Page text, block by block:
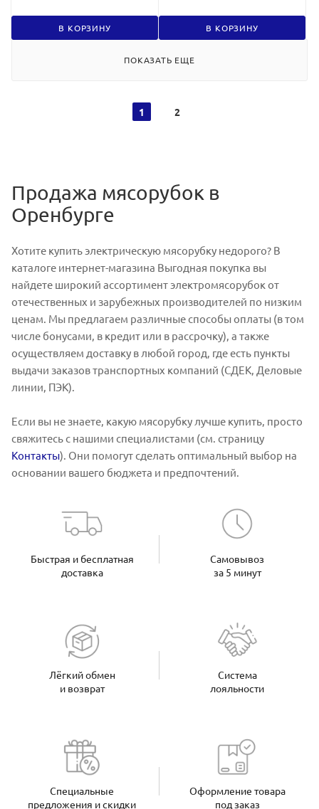
В КОРЗИНУ В КОРЗИНУ
ПОКАЗАТЬ ЕЩЕ
1 2
Продажа мясорубок в
Оренбурге
Хотите купить электрическую мясорубку недорого? В
каталоге интернет-магазина Выгодная покупка вы
найдете широкий ассортимент электромясорубок от
отечественных и зарубежных производителей по низким
ценам. Мы предлагаем различные способы оплаты (в том
числе бонусами, в кредит или в рассрочку), а также
осуществляем доставку в любой город, где есть пункты
выдачи заказов транспортных компаний (СДЕК, Деловые
линии, ПЭК).
Если вы не знаете, какую мясорубку лучше купить, просто
свяжитесь с нашими специалистами (см. страницу
Контакты). Они помогут сделать оптимальный выбор на
основании вашего бюджета и предпочтений.
Быстрая и бесплатная
доставка
Самовывоз
за 5 минут
Лёгкий обмен
и возврат
Система
лояльности
Специальные
предложения и скидки
Оформление товара
под заказ